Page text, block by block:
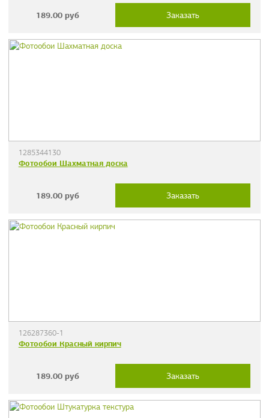
189.00 руб Заказать
1285344130
Фотообои Шахматная доска
189.00 руб Заказать
126287360-1
Фотообои Красный кирпич
189.00 руб Заказать